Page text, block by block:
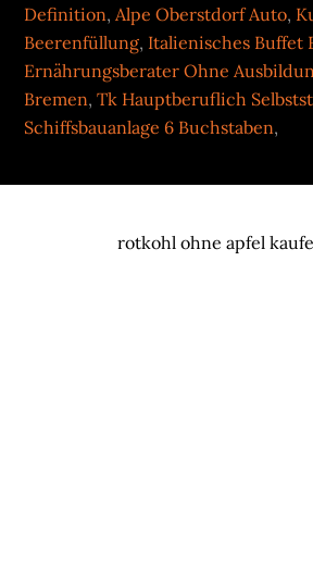
Definition,Alpe Oberstdorf Auto,
Beerenfüllung, Italienisches Buffet
Ernährungsberater Ohne
Bremen,Tk Hauptberuflich
Schiffsbauanlage 6 Buchstaben,
rotkohl ohne apfel